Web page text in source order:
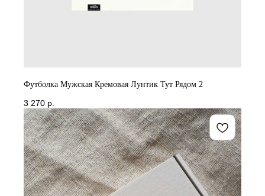
Футболка Мужская Кремовая Лунтик Тут Рядом 2
3 270 р.